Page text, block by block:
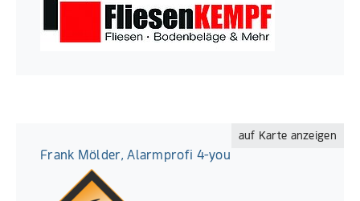
auf Karte anzeigen
Frank Mölder, Alarmprofi 4-you